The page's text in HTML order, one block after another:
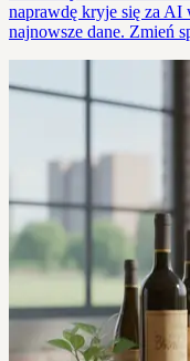
naprawdę kryje się za AI
najnowsze dane. Zmień